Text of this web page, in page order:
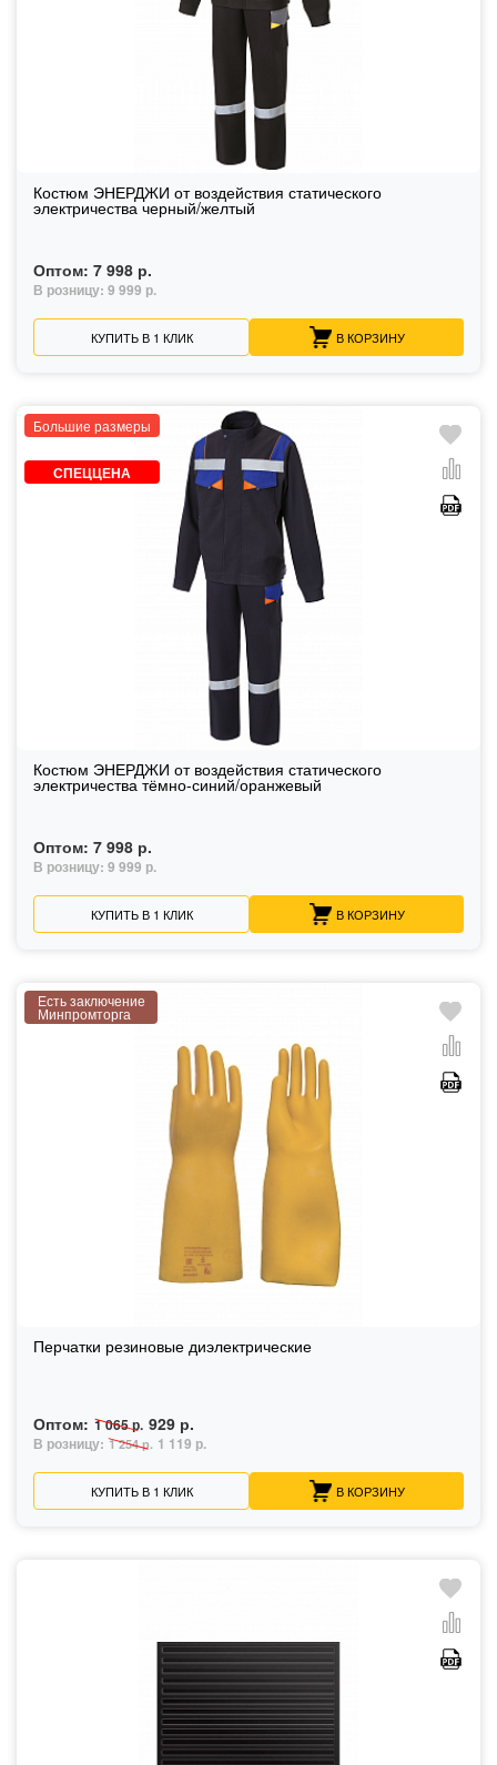
Костюм ЭНЕРДЖИ от воздействия статического
электричества черный/желтый
Оптом: 7 998 р.
В розницу: 9 999 р.
КУПИТЬ В 1 КЛИК В КОРЗИНУ
Большие размеры
СПЕЦЦЕНА
Костюм ЭНЕРДЖИ от воздействия статического
электричества тёмно-синий/оранжевый
Оптом: 7 998 р.
В розницу: 9 999 р.
КУПИТЬ В 1 КЛИК В КОРЗИНУ
Есть заключение
Минпромторга
Перчатки резиновые диэлектрические
Оптом: 1 065 р. 929 р.
В розницу: 1 254 р. 1 119 р.
КУПИТЬ В 1 КЛИК В КОРЗИНУ